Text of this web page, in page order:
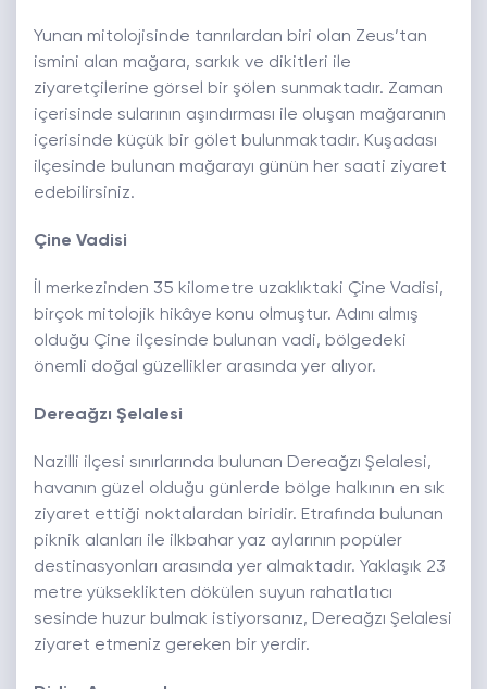
Yunan mitolojisinde tanrılardan biri olan Zeus’tan
ismini alan mağara, sarkık ve dikitleri ile
ziyaretçilerine görsel bir şölen sunmaktadır. Zaman
içerisinde sularının aşındırması ile oluşan mağaranın
içerisinde küçük bir gölet bulunmaktadır. Kuşadası
ilçesinde bulunan mağarayı günün her saati ziyaret
edebilirsiniz.
Çine Vadisi
İl merkezinden 35 kilometre uzaklıktaki Çine Vadisi,
birçok mitolojik hikâye konu olmuştur. Adını almış
olduğu Çine ilçesinde bulunan vadi, bölgedeki
önemli doğal güzellikler arasında yer alıyor.
Dereağzı Şelalesi
Nazilli ilçesi sınırlarında bulunan Dereağzı Şelalesi,
havanın güzel olduğu günlerde bölge halkının en sık
ziyaret ettiği noktalardan biridir. Etrafında bulunan
piknik alanları ile ilkbahar yaz aylarının popüler
destinasyonları arasında yer almaktadır. Yaklaşık 23
metre yükseklikten dökülen suyun rahatlatıcı
sesinde huzur bulmak istiyorsanız, Dereağzı Şelalesi
ziyaret etmeniz gereken bir yerdir.